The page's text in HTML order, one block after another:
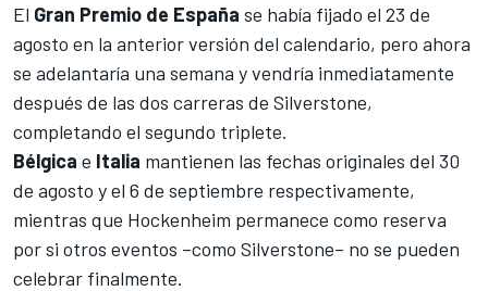
El Gran Premio de España se había fijado el 23 de
agosto en la anterior versión del calendario, pero ahora
se adelantaría una semana y vendría inmediatamente
después de las dos carreras de Silverstone,
completando el segundo triplete.
Bélgica e Italia mantienen las fechas originales del 30
de agosto y el 6 de septiembre respectivamente,
mientras que Hockenheim permanece como reserva
por si otros eventos –como Silverstone– no se pueden
celebrar finalmente.